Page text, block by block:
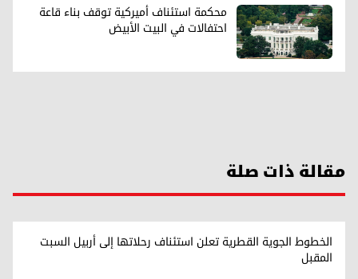
محكمة استئناف أميركية توقف بناء قاعة
احتفالات في البيت الأبيض
مقالة ذات صلة
الخطوط الجوية القطرية تعلن استئناف رحلاتها إلى أربيل السبت
المقبل